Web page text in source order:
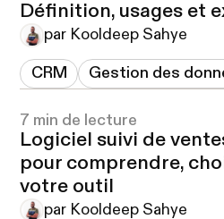
Définition, usages et
par Kooldeep Sahye
CRM Gestion des
7 min de lecture
Logiciel suivi de
pour comprendre,
votre outil
par Kooldeep Sahye